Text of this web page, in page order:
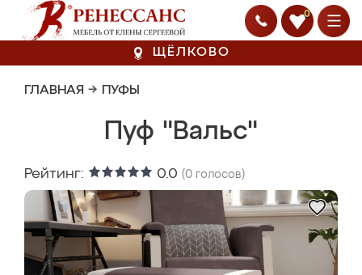
0
ЩЁЛКОВО
ГЛАВНАЯ → ПУФЫ
Пуф "Вальс"
Рейтинг: 0.0 (0 голосов)